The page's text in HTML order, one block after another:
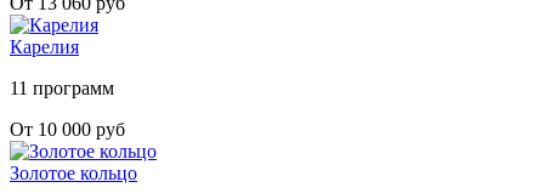
Карелия
11 программ
От 10 000 руб
Золотое кольцо